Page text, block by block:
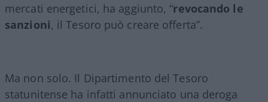
mercati energetici, ha aggiunto, “revocando le
sanzioni, il Tesoro può creare offerta”.
Ma non solo. Il Dipartimento del Tesoro
statunitense ha infatti annunciato una deroga